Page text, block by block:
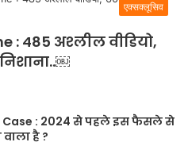
एक्सक्लूसिव
: 485 अश्लील वीडियो,
Case : 2024 से पहले इस फैसले से
है ?